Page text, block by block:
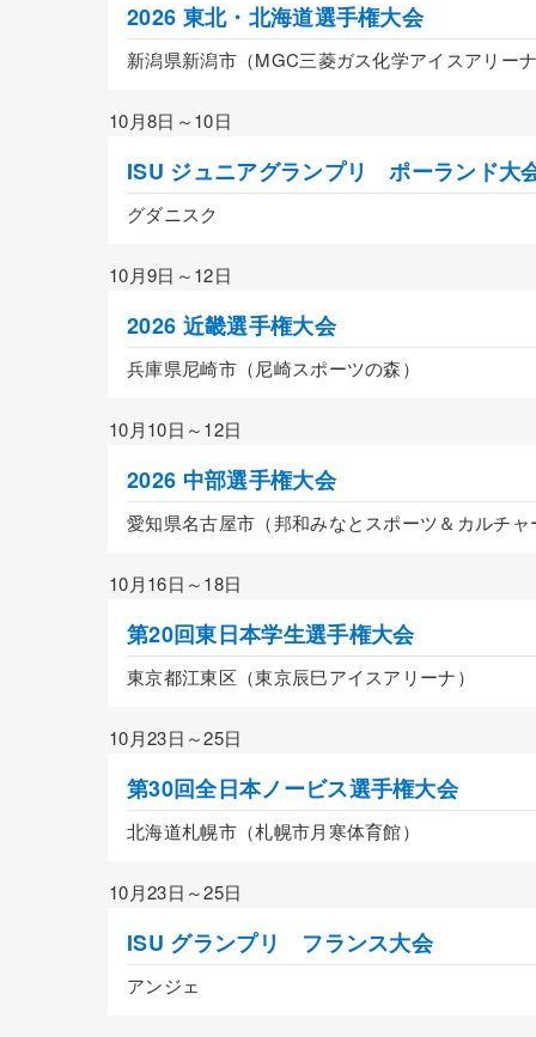
2026 東北・北海道選手権大会
新潟県新潟市（MGC三菱ガス化学アイスアリー
10月8日～10日
ISU ジュニアグランプリ ポーランド大
グダニスク
10月9日～12日
2026 近畿選手権大会
兵庫県尼崎市（尼崎スポーツの森）
10月10日～12日
2026 中部選手権大会
愛知県名古屋市（邦和みなとスポーツ＆カルチャ
10月16日～18日
第20回東日本学生選手権大会
東京都江東区（東京辰巳アイスアリーナ）
10月23日～25日
第30回全日本ノービス選手権大会
北海道札幌市（札幌市月寒体育館）
10月23日～25日
ISU グランプリ フランス大会
アンジェ